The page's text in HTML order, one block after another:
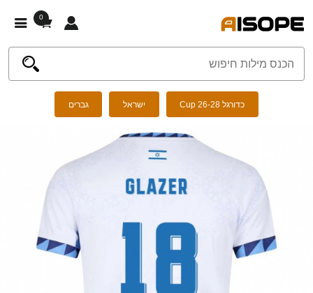
0
כדורגל Cup 26-28 ישראל גברים